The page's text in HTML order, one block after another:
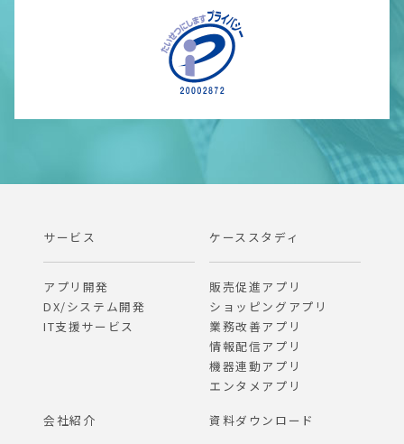
サービス
アプリ開発
DX/システム開発
IT支援サービス
ケーススタディ
販売促進アプリ
ショッピングアプリ
業務改善アプリ
情報配信アプリ
機器連動アプリ
エンタメアプリ
会社紹介
資料ダウンロード